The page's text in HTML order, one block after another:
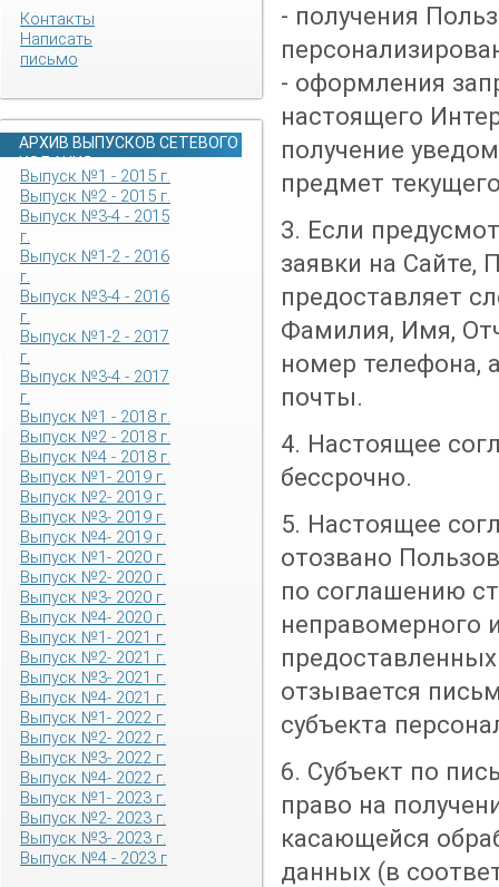
Контакты
Написать
письмо
АРХИВ ВЫПУСКОВ СЕТЕВОГО
ИЗДАНИЯ
Выпуск №1 - 2015 г.
Выпуск №2 - 2015 г.
Выпуск №3-4 - 2015
г.
Выпуск №1-2 - 2016
г.
Выпуск №3-4 - 2016
г.
Выпуск №1-2 - 2017
г.
Выпуск №3-4 - 2017
г.
Выпуск №1 - 2018 г.
Выпуск №2 - 2018 г.
Выпуск №4 - 2018 г.
Выпуск №1- 2019 г.
Выпуск №2- 2019 г.
Выпуск №3- 2019 г.
Выпуск №4- 2019 г.
Выпуск №1- 2020 г.
Выпуск №2- 2020 г.
Выпуск №3- 2020 г.
Выпуск №4- 2020 г.
Выпуск №1- 2021 г.
Выпуск №2- 2021 г.
Выпуск №3- 2021 г.
Выпуск №4- 2021 г.
Выпуск №1- 2022 г.
Выпуск №2- 2022 г.
Выпуск №3- 2022 г.
Выпуск №4- 2022 г.
Выпуск №1- 2023 г.
Выпуск №2- 2023 г.
Выпуск №3- 2023 г.
Выпуск №4 - 2023 г
- получения
- оформления
настоящего
получение
предмет
3. Если
заявки на Сайте,
предоставляет
Фамилия, Имя,
номер телефона,
почты.
4. Настоящее
бессрочно.
5. Настоящее
отозвано
по соглашению
неправомерного
отзывается
субъекта
6. Субъект по
право на
касающейся
данных (в